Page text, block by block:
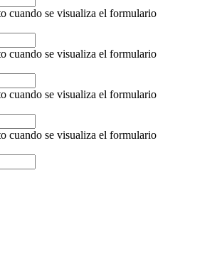
cuando se visualiza el formulario
cuando se visualiza el formulario
cuando se visualiza el formulario
cuando se visualiza el formulario